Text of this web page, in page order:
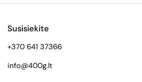
Susisiekite
+370 641 37366
info@400g.lt